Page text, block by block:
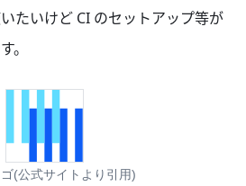
たいけど CI のセットアップ等が
。
(公式サイトより引用)